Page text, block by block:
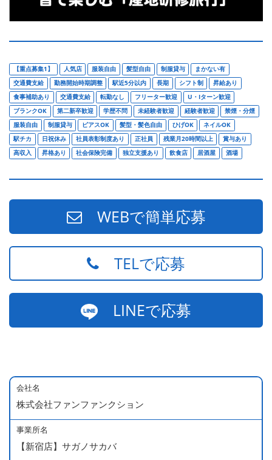
【重点募集1】 人気店 服装自由 髪型自由 制服貸与
まかない有
交通費支給
勤務開始時期調整 駅近5分以内 長期 シフト制
昇給あり
食事補助あり
交通費支給 転勤なし フリーター歓迎
U・Iターン歓迎
ブランクOK
第二新卒歓迎 学歴不問 未経験者歓迎 経験者歓迎
禁煙・分煙
服装自由
制服貸与 ピアスOK 髪型・髪色自由 ひげOK
ネイルOK
駅チカ
日祝休み 社員表彰制度あり 正社員 残業月20時間以上
賞与あり
高収入
昇格あり 社会保険完備 独立支援あり 飲食店 居酒屋 酒場
WEBで簡単応募
TELで応募
LINEで応募
会社名
株式会社ファンファンクション
事業所名
【新宿店】サガノサカバ